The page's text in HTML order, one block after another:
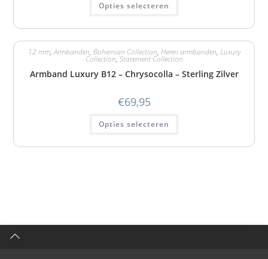
Opties selecteren
12 mm,Armbanden, Bohemian Collection, Heren armbanden, Luxury
Collection, Statement Collection
Armband Luxury B12 – Chrysocolla – Sterling Zilver
€69,95
Opties selecteren